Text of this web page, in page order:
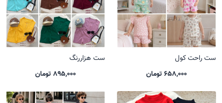
ست راحت کول
658,000 تومان
ست هزاررنگ
895,000 تومان